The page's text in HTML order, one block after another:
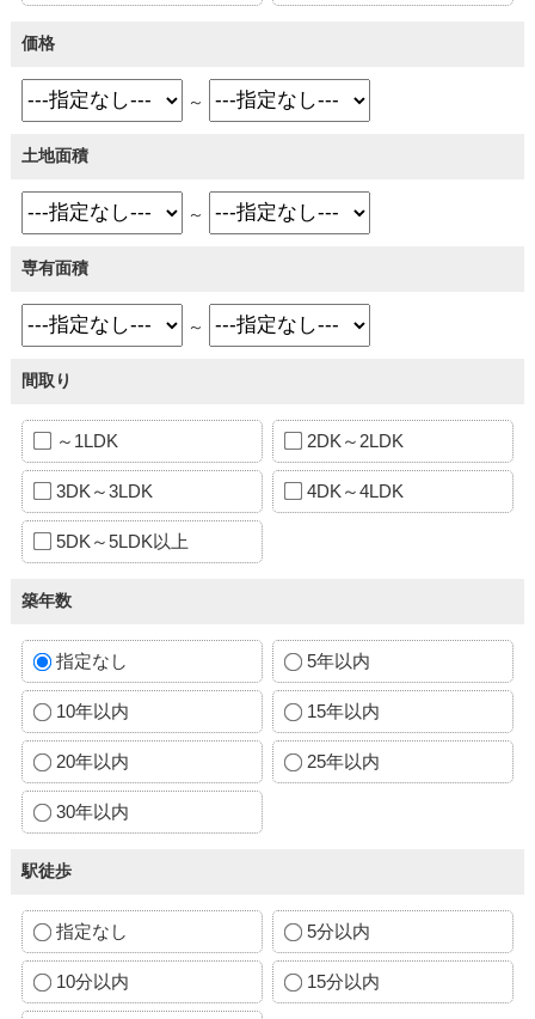
価格
～
土地面積
～
専有面積
～
間取り
～1LDK 2DK～2LDK
3DK～3LDK 4DK～4LDK
5DK～5LDK以上
築年数
指定なし 5年以内
10年以内 15年以内
20年以内 25年以内
30年以内
駅徒歩
指定なし 5分以内
10分以内 15分以内